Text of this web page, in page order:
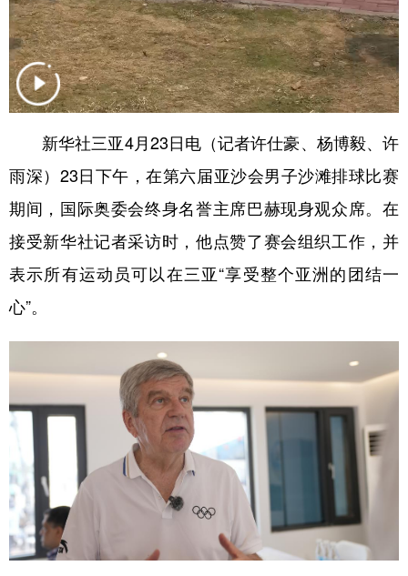
广东 广西 海南 重庆
四川 贵州 云南 西藏
陕西 甘肃 青海 宁夏
新疆 内蒙古 黑龙江
多语种频道
English Español Français عربى
新华社三亚4月23日电（记者许仕豪、杨博毅、许
雨深）23日下午，在第六届亚沙会男子沙滩排球比赛
期间，国际奥委会终身名誉主席巴赫现身观众席。在
接受新华社记者采访时，他点赞了赛会组织工作，并
表示所有运动员可以在三亚“享受整个亚洲的团结一
心”。